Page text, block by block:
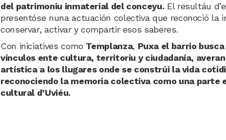
del patrimoniu inmaterial del conceyu. El resultáu
presentóse nuna actuación colectiva que reconoció la
conservar, activar y compartir esos saberes.
Con iniciatives como Templanza, Puxa el barrio
vínculos ente cultura, territoriu y ciudadanía,
artística a los llugares onde se constrúi la vida
reconociendo la memoria colectiva como una parte
cultural d’Uviéu.